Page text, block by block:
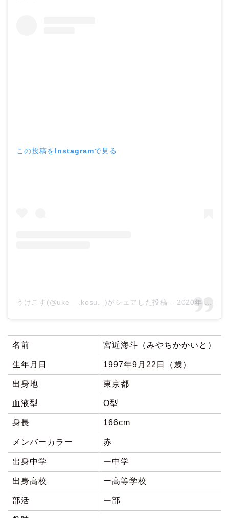
この投稿をInstagramで見る
うけこす(@uke__.kosu._)がシェアした投稿 – 2020年 4月月17日午前3時44分PDT
名前 宮近海斗（みやちかかいと）
生年月日 1997年9月22日（歳）
出身地 東京都
血液型 O型
身長 166cm
メンバーカラー 赤
出身中学 ー中学
出身高校 ー高等学校
部活 ー部